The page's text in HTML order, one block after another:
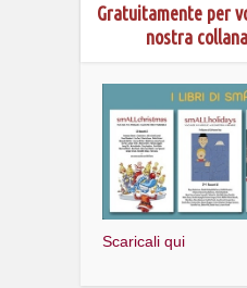
Gratuitamente per
nostra
Scaricali qui